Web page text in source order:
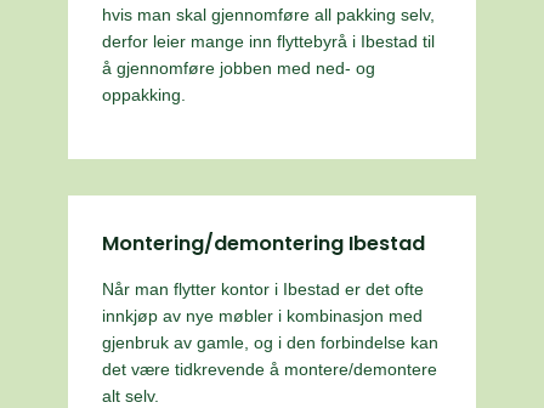
hvis man skal gjennomføre all pakking selv,
derfor leier mange inn flyttebyrå i Ibestad til
å gjennomføre jobben med ned- og
oppakking.
Montering/demontering Ibestad
Når man flytter kontor i Ibestad er det ofte
innkjøp av nye møbler i kombinasjon med
gjenbruk av gamle, og i den forbindelse kan
det være tidkrevende å montere/demontere
alt selv.